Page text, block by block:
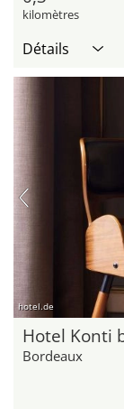
kilomètres
Détails
hotel.de
Hotel Konti
Bordeaux